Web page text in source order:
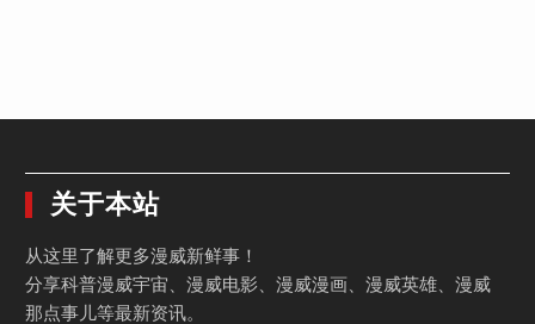
关于本站
从这里了解更多漫威新鲜事！
分享科普漫威宇宙、漫威电影、漫威漫画、漫威英雄、漫威
那点事儿等最新资讯。